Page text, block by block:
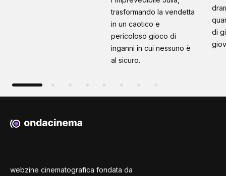
trasformando la vendetta
in un caotico e
pericoloso gioco di
inganni in cui nessuno è
al sicuro.
di
webzine cinematografica fondata da